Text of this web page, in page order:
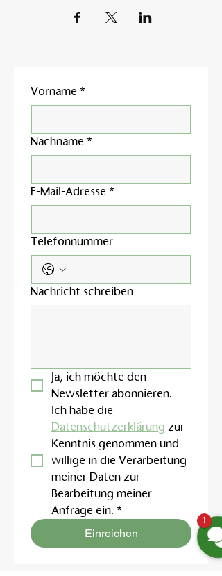
Vorname *
Nachname *
E-Mail-Adresse *
Telefonnummer
Nachricht schreiben
Ja, ich möchte den
Newsletter abonnieren.
Datenschutzerklärung zur
Kenntnis genommen und
willige in die Verarbeitung
meiner Daten zur
Bearbeitung meiner
Anfrage ein. *
Einreichen
1